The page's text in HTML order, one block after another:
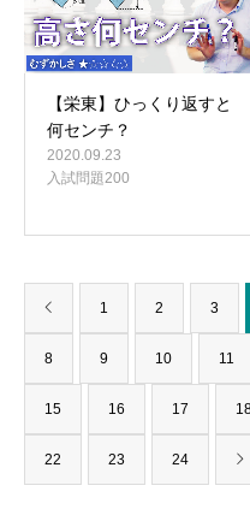
【栄東】ひっくり返すと
何センチ？
2020.09.23
入試問題200
1 2 3
8 9 10 11
15 16 17
22 23 24